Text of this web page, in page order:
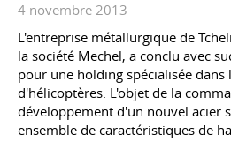
4 novembre 2013
L'entreprise métallurgique de
la société Mechel, a conclu avec
pour une holding spécialisée
d'hélicoptères. L'objet de la
développement d'un nouvel acier
ensemble de caractéristiques de